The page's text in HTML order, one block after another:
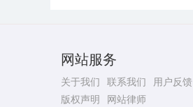
网站服务
关于我们 联系我们
用户反馈
版权声明
网站律师